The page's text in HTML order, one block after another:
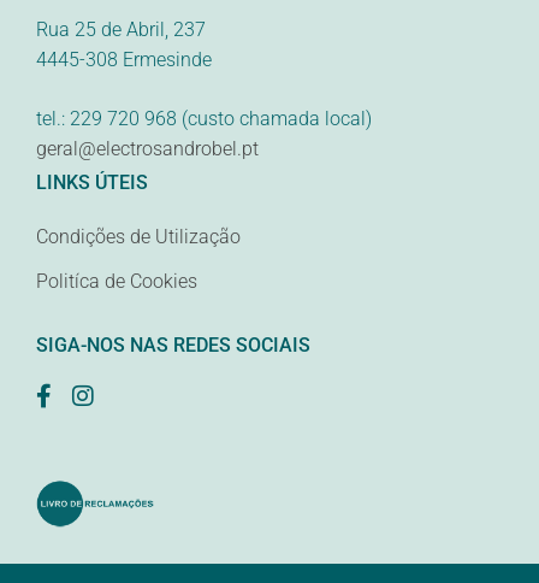
Rua 25 de Abril, 237
4445-308 Ermesinde
tel.: 229 720 968 (custo chamada local)
geral@electrosandrobel.pt
LINKS ÚTEIS
Condições de Utilização
Politíca de Cookies
SIGA-NOS NAS REDES SOCIAIS